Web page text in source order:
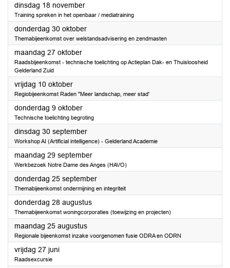
dinsdag 18 november2025
Training spreken in het openbaar / mediatraining
donderdag 30 oktober2025
Themabijeenkomst over welstandsadvisering en zendmasten
maandag 27 oktober2025
Raadsbijeenkomst - technische toelichting op Actieplan Dak- en Thuisloosheid
Gelderland Zuid
vrijdag 10 oktober2025
Regiobijeenkomst Raden "Meer landschap, meer stad'
donderdag 9 oktober2025
Technische toelichting begroting
dinsdag 30 september2025
Workshop AI (Artificial intelligence) - Gelderland Academie
maandag 29 september2025
Werkbezoek Notre Dame des Anges (HAVO)
donderdag 25 september2025
Themabijeenkomst ondermijning en integriteit
donderdag 28 augustus2025
Themabijeenkomst woningcorporaties (toewijzing en projecten)
maandag 25 augustus2025
Regionale bijeenkomst inzake voorgenomen fusie ODRA en ODRN
vrijdag 27 juni2025
Raadsexcursie